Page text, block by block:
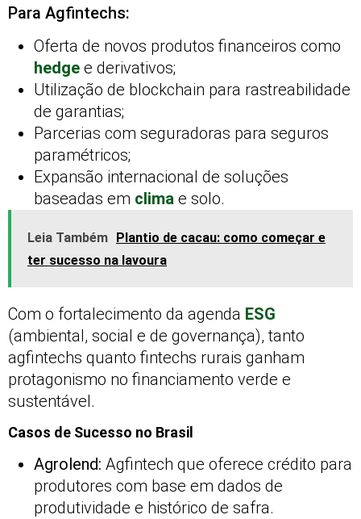
Para Agfintechs:
Oferta de novos produtos financeiros como
hedge e derivativos;
Utilização de blockchain para rastreabilidade
de garantias;
Parcerias com seguradoras para seguros
paramétricos;
Expansão internacional de soluções
baseadas em clima e solo.
Leia Também Plantio de cacau: como começar e
ter sucesso na lavoura
Com o fortalecimento da agenda ESG
(ambiental, social e de governança), tanto
agfintechs quanto fintechs rurais ganham
protagonismo no financiamento verde e
sustentável.
Casos de Sucesso no Brasil
Agrolend: Agfintech que oferece crédito para
produtores com base em dados de
produtividade e histórico de safra.